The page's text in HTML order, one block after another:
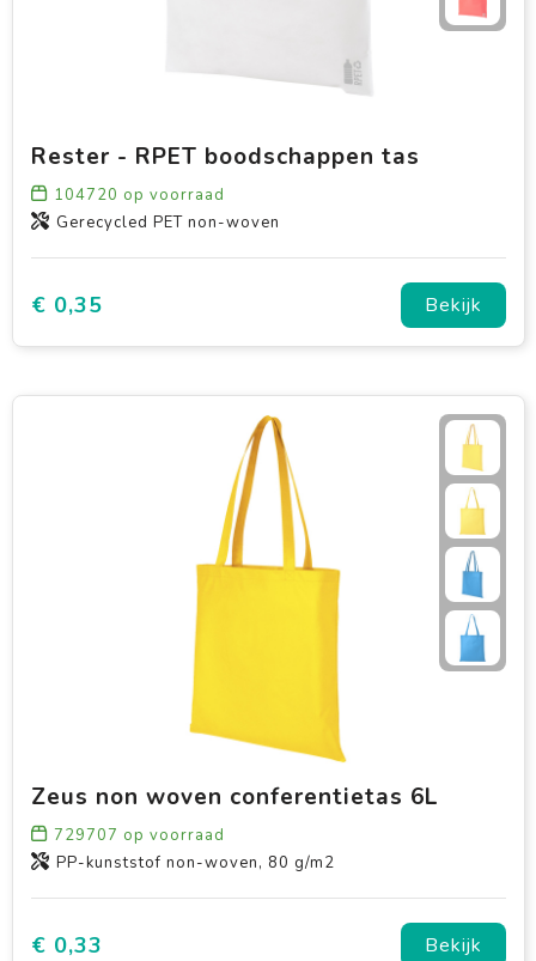
Rester - RPET boodschappen tas
104720 op voorraad
Gerecycled PET non-woven
€ 0,35 Bekijk
Zeus non woven conferentietas 6L
729707 op voorraad
PP-kunststof non-woven, 80 g/m2
€ 0,33 Bekijk